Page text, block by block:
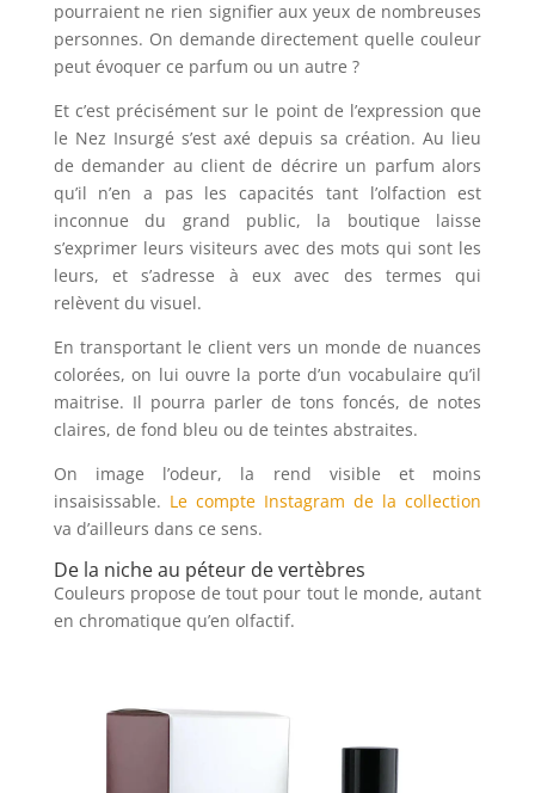
pourraient ne rien signifier aux yeux de nombreuses
personnes. On demande directement quelle couleur
peut évoquer ce parfum ou un autre ?
Et c’est précisément sur le point de l’expression que
le Nez Insurgé s’est axé depuis sa création. Au lieu
de demander au client de décrire un parfum alors
qu’il n’en a pas les capacités tant l’olfaction est
inconnue du grand public, la boutique laisse
s’exprimer leurs visiteurs avec des mots qui sont les
leurs, et s’adresse à eux avec des termes qui
relèvent du visuel.
En transportant le client vers un monde de nuances
colorées, on lui ouvre la porte d’un vocabulaire qu’il
maitrise. Il pourra parler de tons foncés, de notes
claires, de fond bleu ou de teintes abstraites.
On image l’odeur, la rend visible et moins
insaisissable. Le compte Instagram de la collection
va d’ailleurs dans ce sens.
De la niche au péteur de vertèbres
Couleurs propose de tout pour tout le monde, autant
en chromatique qu’en olfactif.